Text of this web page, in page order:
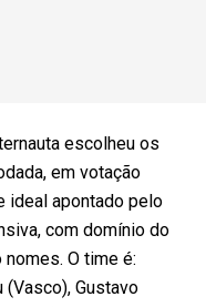
escolheu os
em votação
ideal apontado pelo
com domínio do
O time é:
(Vasco), Gustavo